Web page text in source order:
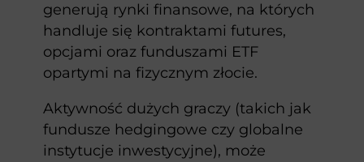
generują rynki finansowe, na których
handluje się kontraktami futures,
opcjami oraz funduszami ETF
opartymi na fizycznym złocie.
Aktywność dużych graczy (takich jak
fundusze hedgingowe czy globalne
instytucje inwestycyjne), może